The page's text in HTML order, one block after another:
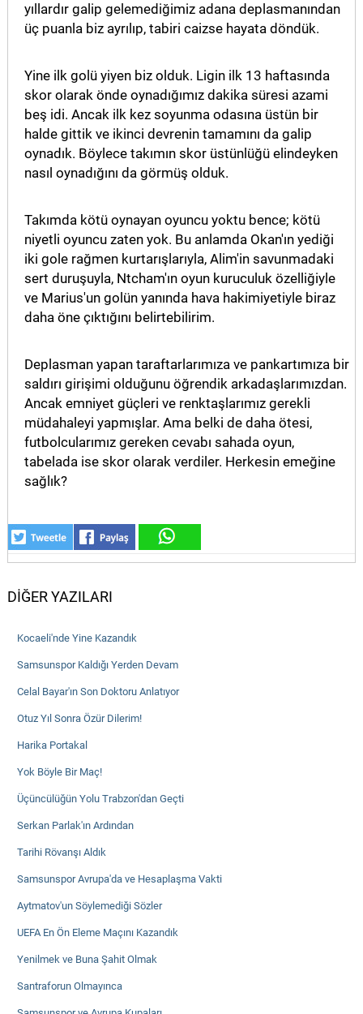
yıllardır galip gelemediğimiz adana deplasmanından
üç puanla biz ayrılıp, tabiri caizse hayata döndük.
Yine ilk golü yiyen biz olduk. Ligin ilk 13 haftasında
skor olarak önde oynadığımız dakika süresi azami
beş idi. Ancak ilk kez soyunma odasına üstün bir
halde gittik ve ikinci devrenin tamamını da galip
oynadık. Böylece takımın skor üstünlüğü elindeyken
nasıl oynadığını da görmüş olduk.
Takımda kötü oynayan oyuncu yoktu bence; kötü
niyetli oyuncu zaten yok. Bu anlamda Okan'ın yediği
iki gole rağmen kurtarışlarıyla, Alim'in savunmadaki
sert duruşuyla, Ntcham'ın oyun kuruculuk özelliğiyle
ve Marius'un golün yanında hava hakimiyetiyle biraz
daha öne çıktığını belirtebilirim.
Deplasman yapan taraftarlarımıza ve pankartımıza bir
saldırı girişimi olduğunu öğrendik arkadaşlarımızdan.
Ancak emniyet güçleri ve renktaşlarımız gerekli
müdahaleyi yapmışlar. Ama belki de daha ötesi,
futbolcularımız gereken cevabı sahada oyun,
tabelada ise skor olarak verdiler. Herkesin emeğine
sağlık?
DİĞER YAZILARI
Kocaeli'nde Yine Kazandık
Samsunspor Kaldığı Yerden Devam
Celal Bayar'ın Son Doktoru Anlatıyor
Otuz Yıl Sonra Özür Dilerim!
Harika Portakal
Yok Böyle Bir Maç!
Üçüncülüğün Yolu Trabzon'dan Geçti
Serkan Parlak'ın Ardından
Tarihi Rövanşı Aldık
Samsunspor Avrupa'da ve Hesaplaşma Vakti
Aytmatov'un Söylemediği Sözler
UEFA En Ön Eleme Maçını Kazandık
Yenilmek ve Buna Şahit Olmak
Santraforun Olmayınca